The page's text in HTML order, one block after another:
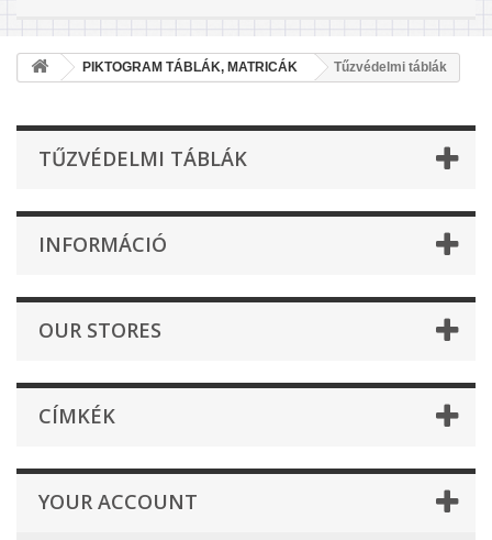
PIKTOGRAM TÁBLÁK, MATRICÁK Tűzvédelmi táblák
TŰZVÉDELMI TÁBLÁK
INFORMÁCIÓ
OUR STORES
CÍMKÉK
YOUR ACCOUNT